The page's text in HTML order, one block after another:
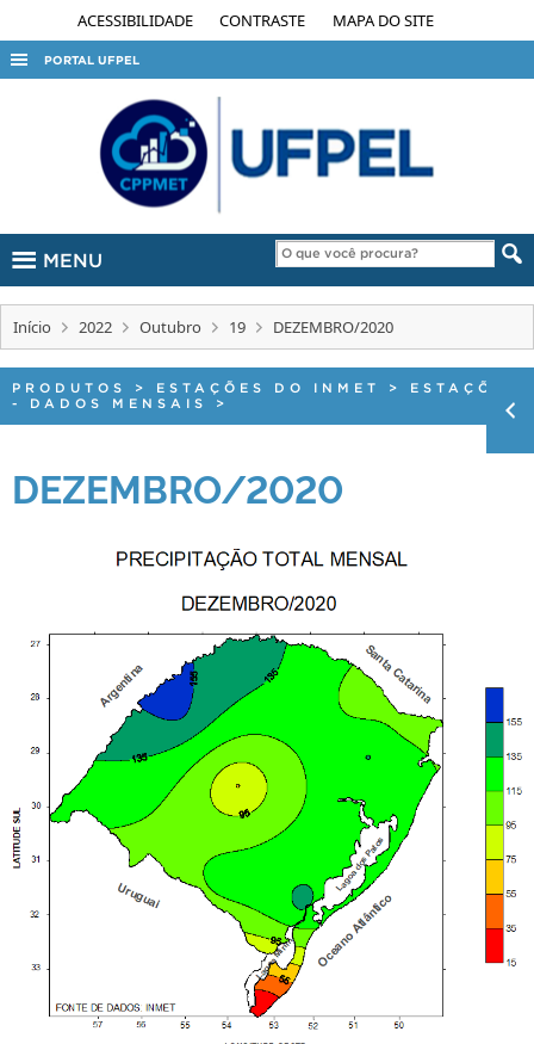
ACESSIBILIDADE CONTRASTE MAPA DO SITE
PORTAL UFPEL
ACESSO À INFORMAÇÃO
AUDITORIA
EDITAIS
INTERNACIONAL
PORTARIAS
TELEFONES
MENU
Início 2022 Outubro 19 DEZEMBRO/2020
PRODUTOS > ESTAÇÕES DO INMET > ESTAÇÕES
- DADOS MENSAIS
>
DEZEMBRO/2020